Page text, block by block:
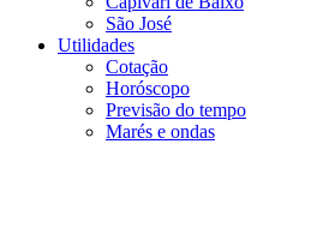
São José
Utilidades
Cotação
Horóscopo
Previsão do tempo
Marés e ondas